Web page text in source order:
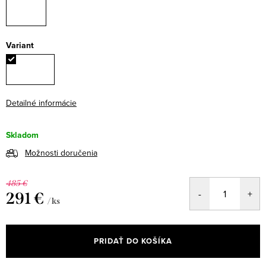
Variant
Detailné informácie
Skladom
Možnosti doručenia
485 €
291 € / ks
cena:
PRIDAŤ DO KOŠÍKA